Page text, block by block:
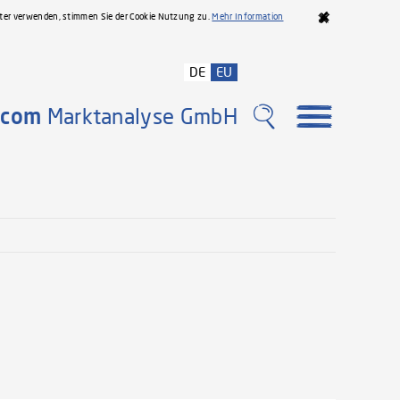
verwenden, stimmen Sie der Cookie Nutzung zu.Mehr Information
Marktanalyse GmbH
DE EU